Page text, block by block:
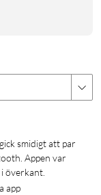
Appen var
överkant.
app